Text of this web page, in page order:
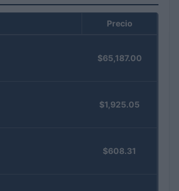
Precio
$65,187.00
$1,925.05
$608.31